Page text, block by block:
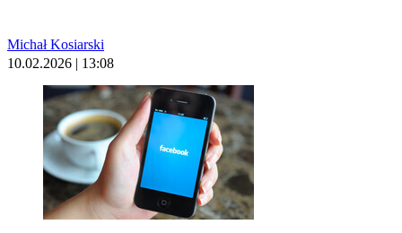
Michał Kosiarski
10.02.2026 | 13:08